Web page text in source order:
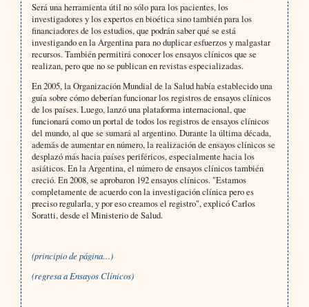
Será una herramienta útil no sólo para los pacientes, los
investigadores y los expertos en bioética sino también para los
financiadores de los estudios, que podrán saber qué se está
investigando en la Argentina para no duplicar esfuerzos y malgastar
recursos. También permitirá conocer los ensayos clínicos que se
realizan, pero que no se publican en revistas especializadas.
En 2005, la Organización Mundial de la Salud había establecido una
guía sobre cómo deberían funcionar los registros de ensayos clínicos
de los países. Luego, lanzó una plataforma internacional, que
funcionará como un portal de todos los registros de ensayos clínicos
del mundo, al que se sumará al argentino. Durante la última década,
además de aumentar en número, la realización de ensayos clínicos se
desplazó más hacia países periféricos, especialmente hacia los
asiáticos. En la Argentina, el número de ensayos clínicos también
creció. En 2008, se aprobaron 192 ensayos clínicos. "Estamos
completamente de acuerdo con la investigación clínica pero es
preciso regularla, y por eso creamos el registro", explicó Carlos
Soratti, desde el Ministerio de Salud.
(principio de página…)
(regresa a Ensayos Clínicos)